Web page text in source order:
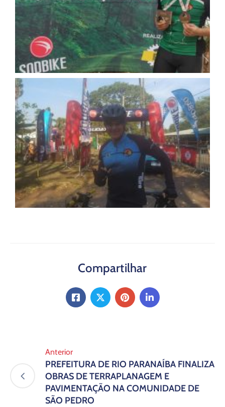
Compartilhar
Anterior
PREFEITURA DE RIO PARANAÍBA FINALIZA
OBRAS DE TERRAPLANAGEM E
PAVIMENTAÇÃO NA COMUNIDADE DE
SÃO PEDRO